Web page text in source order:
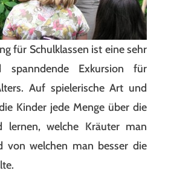
für Schulklassen ist eine sehr
spanndende Exkursion für
Auf spielerische Art und
Kinder jede Menge über die
lernen, welche Kräuter man
von welchen man besser die